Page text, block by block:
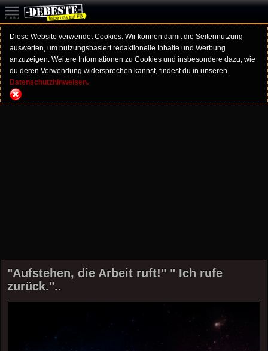
Diese Website verwendet Cookies. Wir können damit die Seitennutzung
auswerten, um nutzungsbasiert redaktionelle Inhalte und Werbung
anzuzeigen. Weitere Informationen zu Cookies und insbesondere dazu, wie
du deren Verwendung widersprechen kannst, findest du in unseren
Datenschutzhinweisen.
"Aufstehen, die Arbeit ruft!" " Ich rufe
zurück."..